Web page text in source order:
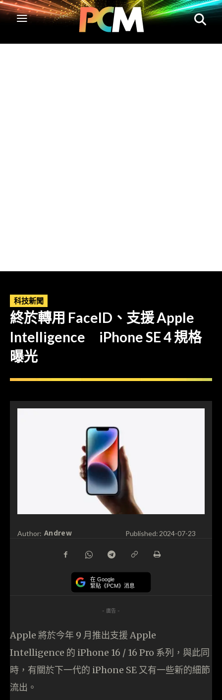
科技新聞
終於轉用 FaceID、支援 Apple
Intelligence iPhone SE 4 規格
曝光
Author: Andrew Published: 2024-07-23
在 Google
緊貼《PCM》消息
- 廣告 -
Apple 將於今年 9 月推出支援 Apple
Intelligence 的 iPhone 16 / 16 Pro 系列，與此同
時，有關於下一代的 iPhone SE 又有一些新的細節
流出。